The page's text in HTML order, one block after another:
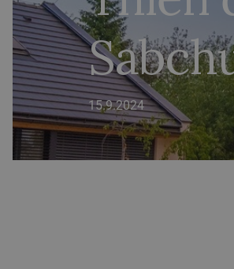
15.9.2024